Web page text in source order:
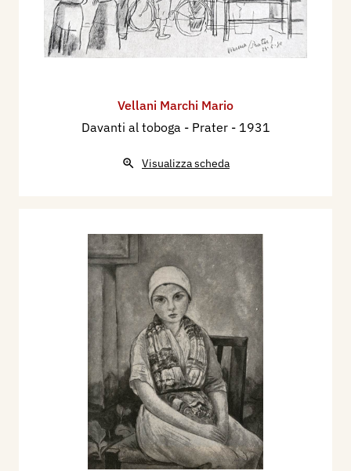
Vellani Marchi Mario
Davanti al toboga - Prater - 1931
Visualizza scheda